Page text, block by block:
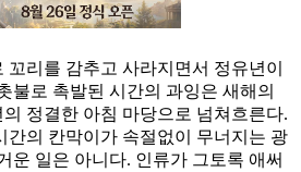
리를 감추고 사라지면서 정유년이
불로 촉발된 시간의 과잉은 새해의
정결한 아침 마당으로 넘쳐흐른다.
간의 칸막이가 속절없이 무너지는 광
운 일은 아니다. 인류가 그토록 애써